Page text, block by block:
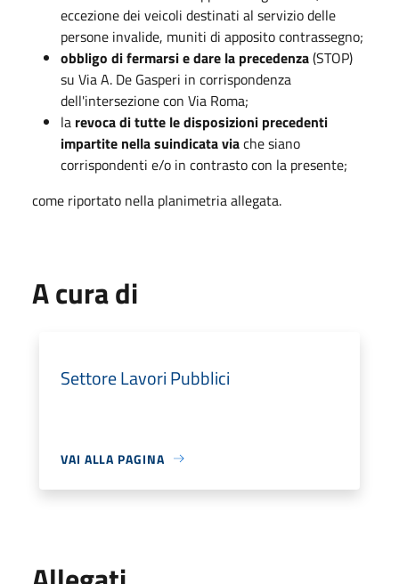
eccezione dei veicoli destinati al servizio delle
persone invalide, muniti di apposito contrassegno;
obbligo di fermarsi e dare la precedenza(STOP)
su Via A. De Gasperi in corrispondenza
dell'intersezione con Via Roma;
la revoca di tutte le disposizioni precedenti
impartite nella suindicata viache siano
corrispondenti e/o in contrasto con la presente;
come riportato nella planimetria allegata.
A cura di
Settore Lavori Pubblici
VAI ALLA PAGINA